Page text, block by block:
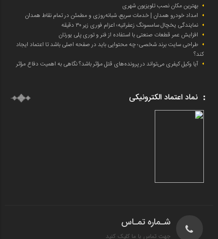
بهترین مکان نصب تلویزیون شهری
امداد خودرو همدان | خدمات سریع، شبانه‌روزی و مطمئن در تمام نقاط همدان
نمایندگی یخچال سامسونگ زعفرانیه؛ اعزام فوری زیر ۳۰ دقیقه
افزایش عمر قطعات صنعتی با استفاده از فنر و توری پلی یورتان
طراحی سایت برند شخصی؛ چه محتوایی باید در صفحه اصلی باشد تا اعتماد ایجاد
کند؟
آیا وکیل کیفری می‌تواند در پرونده‌های قتل مؤثر باشد؟ نگاهی به اهمیت دفاع مؤثر
نماد اعتماد الکترونیکی
شـماره تمـاس
جهت تماس با ما کلیک کنید